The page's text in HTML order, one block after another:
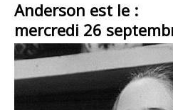
Anderson est le :
mercredi 26